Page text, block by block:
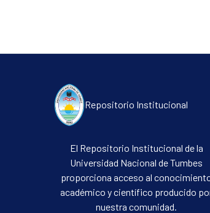
Repositorio Institucional
El Repositorio Institucional de la
Universidad Nacional de Tumbes
proporciona acceso al
académico y científico producido
nuestra comunidad.